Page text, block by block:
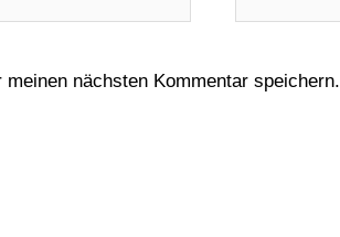
nächsten Kommentar speichern.